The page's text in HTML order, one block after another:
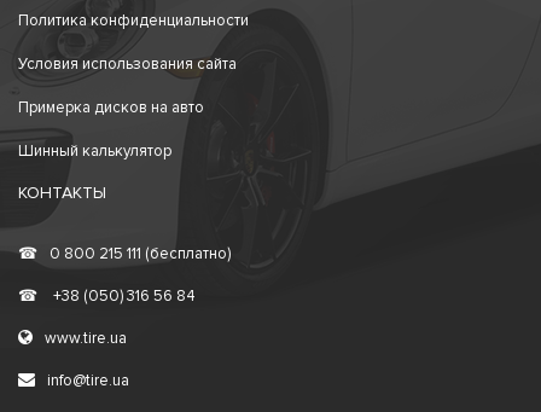
Политика конфиденциальности
Условия использования сайта
Примерка дисков на авто
Шинный калькулятор
КОНТАКТЫ
☎ 0 800 215 111 (бесплатно)
☎ +38 (050) 316 56 84
www.tire.ua
info@tire.ua